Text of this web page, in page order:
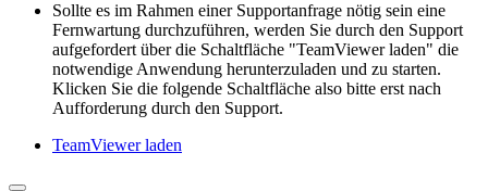
Sollte es im Rahmen einer Supportanfrage nötig sein eine
Fernwartung durchzuführen, werden Sie durch den Support
aufgefordert über die Schaltfläche "TeamViewer laden" die
notwendige Anwendung herunterzuladen und zu starten.
Klicken Sie die folgende Schaltfläche also bitte erst nach
Aufforderung durch den Support.
TeamViewer laden